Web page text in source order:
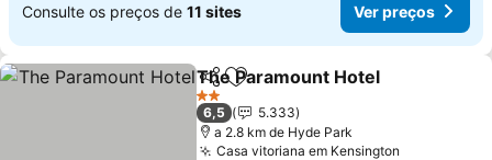
Consulte os preços de 11 sites Ver preços
PartilharAdicionar aos favoritos
The Paramount Hotel
2 Estrelas
6,5
5.333
a 2.8 km de Hyde Park
Casa vitoriana em Kensington